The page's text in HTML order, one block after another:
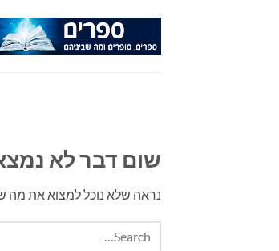
שום דבר לא
נראה שלא נוכל למצוא את מה